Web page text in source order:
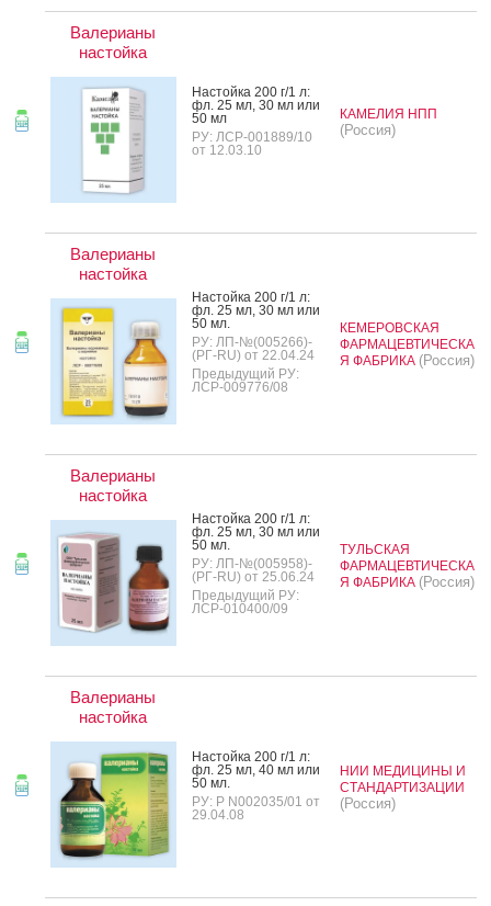
Валерианы
настойка
Нас­той­ка 200 г/1 л:
фл. 25 мл, 30 мл или
50 мл
РУ: ЛСР-001889/10
от 12.03.10
КАМЕЛИЯ НПП
(Россия)
Валерианы
настойка
Нас­той­ка 200 г/1 л:
фл. 25 мл, 30 мл или
50 мл.
РУ: ЛП-№(005266)-
(РГ-RU) от 22.04.24
Предыдущий РУ:
ЛСР-009776/08
КЕМЕРОВСКАЯ
ФАРМАЦЕВТИЧЕСКА
Я ФАБРИКА (Россия)
Валерианы
настойка
Нас­той­ка 200 г/1 л:
фл. 25 мл, 30 мл или
50 мл.
РУ: ЛП-№(005958)-
(РГ-RU) от 25.06.24
Предыдущий РУ:
ЛСР-010400/09
ТУЛЬСКАЯ
ФАРМАЦЕВТИЧЕСКА
Я ФАБРИКА (Россия)
Валерианы
настойка
Нас­той­ка 200 г/1 л:
фл. 25 мл, 40 мл или
50 мл.
РУ: Р N002035/01 от
29.04.08
НИИ МЕДИЦИНЫ И
СТАНДАРТИЗАЦИИ
(Россия)